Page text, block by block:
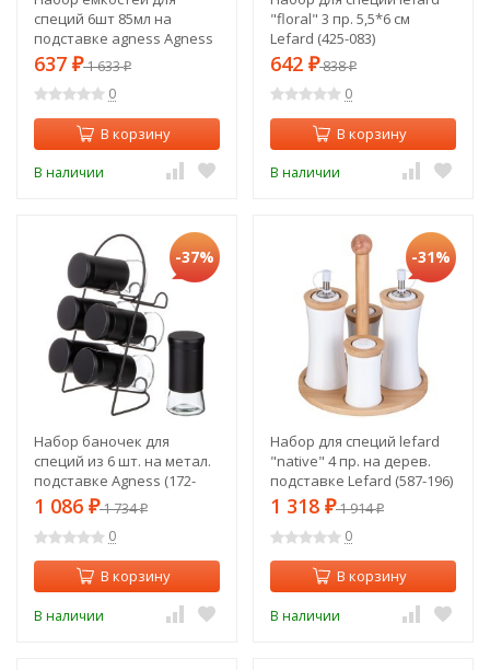
специй 6шт 85мл на
подставке agness Agness
(671-101)
637 ₽1 633₽
0
В корзину
В наличии
"floral" 3 пр. 5,5*6 см
Lefard (425-083)
642 ₽838₽
0
В корзину
В наличии
-37%
Набор баночек для
специй из 6 шт. на метал.
подставке Agness (172-
144)
1 086 ₽1 734₽
0
В корзину
В наличии
-31%
Набор для специй lefard
"native" 4 пр. на дерев.
подставке Lefard (587-196)
1 318 ₽1 914₽
0
В корзину
В наличии